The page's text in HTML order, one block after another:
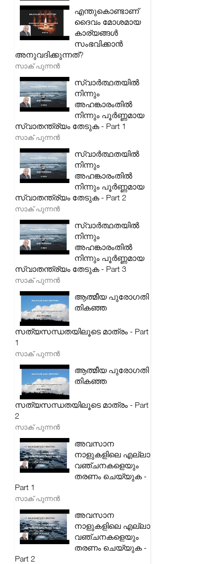
എന്തുകൊണ്ടാണ്
ദൈവം മോശമായ
കാര്യങ്ങൾ
സംഭവിക്കാൻ
അനുവദിക്കുന്നത്?
സാക് പുന്നൻ
സ്വാർത്ഥതയിൽ
നിന്നും
അഹങ്കാരംതിൽ
നിന്നും പൂർണ്ണമായ
സ്വാതന്ത്ര്യം തേടുക - Part 1
സാക് പുന്നൻ
സ്വാർത്ഥതയിൽ
നിന്നും
അഹങ്കാരംതിൽ
നിന്നും പൂർണ്ണമായ
സ്വാതന്ത്ര്യം തേടുക - Part 2
സാക് പുന്നൻ
സ്വാർത്ഥതയിൽ
നിന്നും
അഹങ്കാരംതിൽ
നിന്നും പൂർണ്ണമായ
സ്വാതന്ത്ര്യം തേടുക - Part 3
സാക് പുന്നൻ
ആത്മീയ പുരോഗതി
തികഞ്ഞ
സത്യസന്ധതയിലൂടെ മാത്രം - Part
1
സാക് പുന്നൻ
ആത്മീയ പുരോഗതി
തികഞ്ഞ
സത്യസന്ധതയിലൂടെ മാത്രം - Part
2
സാക് പുന്നൻ
അവസാന
നാളുകളിലെ എല്ലാ
വഞ്ചനകളെയും
തരണം ചെയ്യുക -
Part 1
സാക് പുന്നൻ
അവസാന
നാളുകളിലെ എല്ലാ
വഞ്ചനകളെയും
തരണം ചെയ്യുക -
Part 2